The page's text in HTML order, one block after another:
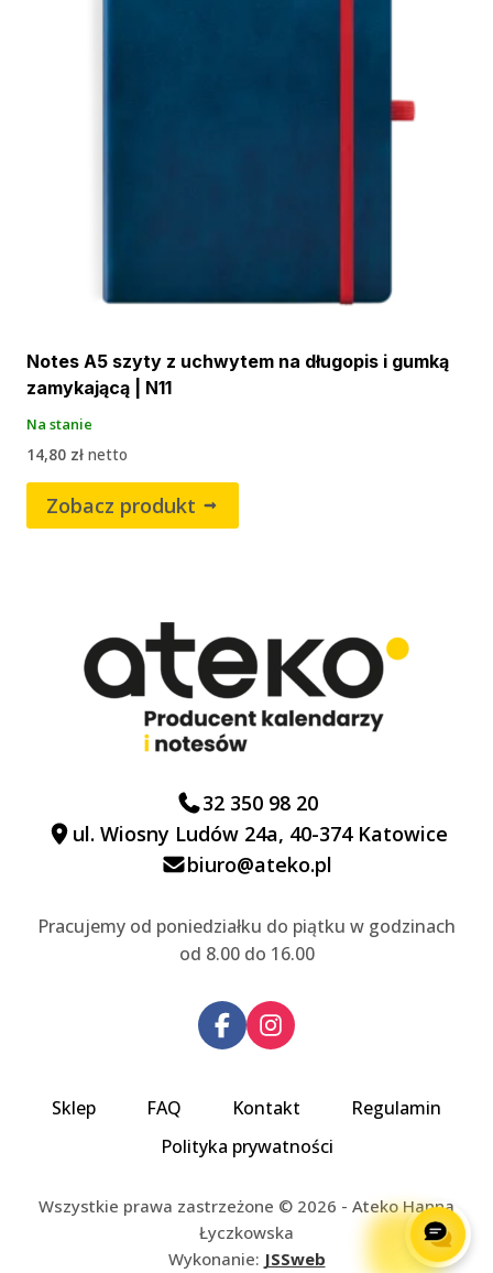
Notes A5 szyty z uchwytem na długopis i gumką
zamykającą | N11
Na stanie
14,80 zł netto
Zobacz produkt
32 350 98 20
ul. Wiosny Ludów 24a, 40-374 Katowice
biuro@ateko.pl
Pracujemy od poniedziałku do piątku w godzinach
od 8.00 do 16.00
Sklep FAQ Kontakt
Regulamin
Polityka prywatności
Wszystkie prawa zastrzeżone © 2026 - Ateko Hanna
Łyczkowska
Wykonanie: JSSweb